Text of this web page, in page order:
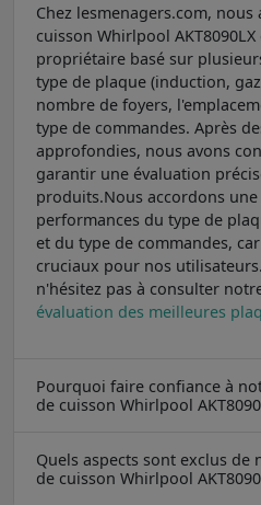
Chez lesmenagers.com,
cuisson Whirlpool
propriétaire basé sur
type de plaque (induction,
nombre de foyers,
type de commandes. Après
approfondies, nous avons
garantir une évaluation
produits.Nous accordons
performances du type de
et du type de commandes,
cruciaux pour nos
n'hésitez pas à consulter
évaluation des meilleures
Pourquoi faire confiance à
de cuisson Whirlpool
Quels aspects sont exclus de
de cuisson Whirlpool